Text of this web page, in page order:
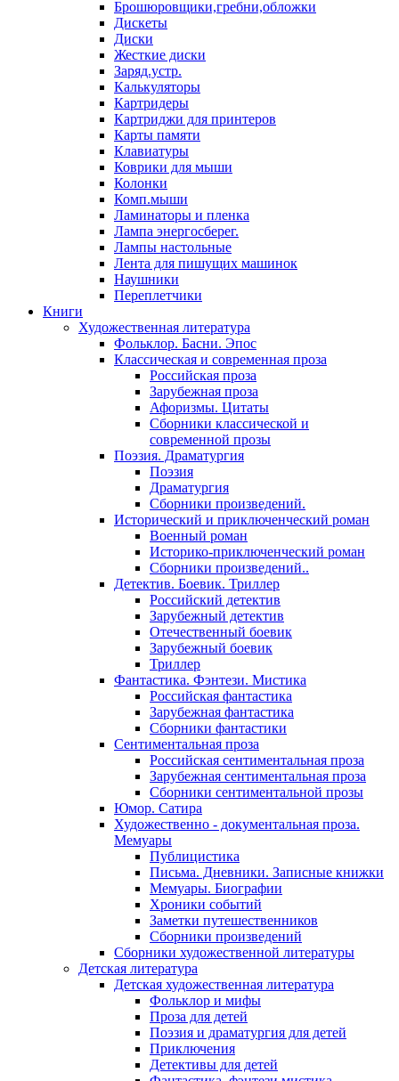
Брошюровщики,гребни,обложки
Дискеты
Диски
Жесткие диски
Заряд.устр.
Калькуляторы
Картридеры
Картриджи для принтеров
Карты памяти
Клавиатуры
Коврики для мыши
Колонки
Комп.мыши
Ламинаторы и пленка
Лампа энергосберег.
Лампы настольные
Лента для пишущих машинок
Наушники
Переплетчики
Книги
Художественная литература
Фольклор. Басни. Эпос
Классическая и современная проза
Российская проза
Зарубежная проза
Афоризмы. Цитаты
Сборники классической и
современной прозы
Поэзия. Драматургия
Поэзия
Драматургия
Сборники произведений.
Исторический и приключенческий роман
Военный роман
Историко-приключенческий роман
Сборники произведений..
Детектив. Боевик. Триллер
Российский детектив
Зарубежный детектив
Отечественный боевик
Зарубежный боевик
Триллер
Фантастика. Фэнтези. Мистика
Российская фантастика
Зарубежная фантастика
Сборники фантастики
Сентиментальная проза
Российская сентиментальная проза
Зарубежная сентиментальная проза
Сборники сентиментальной прозы
Юмор. Сатира
Художественно - документальная проза.
Мемуары
Публицистика
Письма. Дневники. Записные книжки
Мемуары. Биографии
Хроники событий
Заметки путешественников
Сборники произведений
Сборники художественной литературы
Детская литература
Детская художественная литература
Фольклор и мифы
Проза для детей
Поэзия и драматургия для детей
Приключения
Детективы для детей